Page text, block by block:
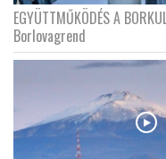
EGYÜTTMŰKÖDÉS A
Borlovagrend